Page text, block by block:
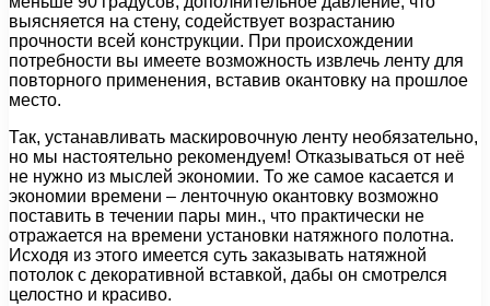
выясняется на стену, содействует возрастанию
прочности всей конструкции. При происхождении
потребности вы имеете возможность извлечь ленту для
повторного применения, вставив окантовку на прошлое
место.
Так, устанавливать маскировочную ленту необязательно,
но мы настоятельно рекомендуем! Отказываться от неё
не нужно из мыслей экономии. То же самое касается и
экономии времени – ленточную окантовку возможно
поставить в течении пары мин., что практически не
отражается на времени установки натяжного полотна.
Исходя из этого имеется суть заказывать натяжной
потолок с декоративной вставкой, дабы он смотрелся
целостно и красиво.